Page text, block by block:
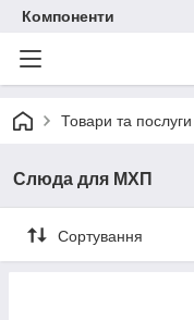
Компоненти
Товари та послуги
Слюда для МХП
Сортування